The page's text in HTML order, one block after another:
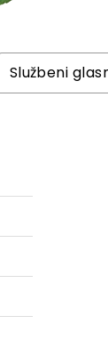
Službeni